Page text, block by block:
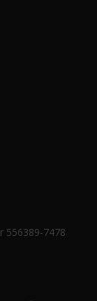
556389-7478